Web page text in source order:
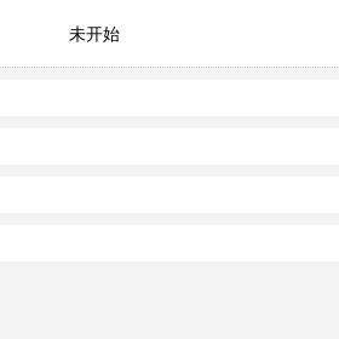
未开始